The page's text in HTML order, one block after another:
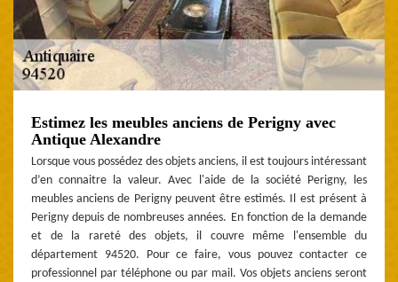
Estimez les meubles anciens de Perigny avec
Antique Alexandre
Lorsque vous possédez des objets anciens, il est toujours intéressant
d’en connaitre la valeur. Avec l'aide de la société Perigny, les
meubles anciens de Perigny peuvent être estimés. Il est présent à
Perigny depuis de nombreuses années. En fonction de la demande
et de la rareté des objets, il couvre même l'ensemble du
département 94520. Pour ce faire, vous pouvez contacter ce
professionnel par téléphone ou par mail. Vos objets anciens seront